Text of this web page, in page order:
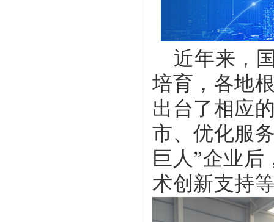
近年来，
培育，各地
出台了相应
市、优化服
巨人”企业
术创新支持